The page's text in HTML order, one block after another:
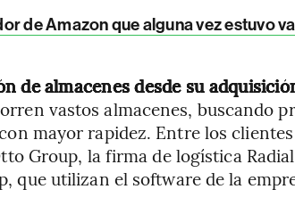
de Amazon que alguna vez estuvo
de almacenes desde su
vastos almacenes, buscando
mayor rapidez. Entre los
Group, la firma de logística
que utilizan el software de la